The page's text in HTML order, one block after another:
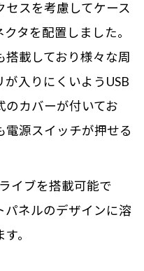
スを考慮してケース
タを配置しました。
搭載しており様々な周
入りにくいようUSB
のカバーが付いてお
電源スイッチが押せる
イブを搭載可能で
パネルのデザインに溶
。